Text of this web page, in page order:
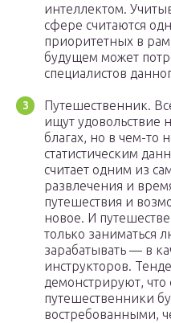
интеллектом.
сфере считаются
приоритетных в
будущем может
специалистов
Путешественник.
ищут удовольствие
благах, но в чем-то
статистическим
считает одним из
развлечения и
путешествия и
новое. И
только заниматься
зарабатывать — в
инструкторов.
демонстрируют,
путешественники
востребованными,